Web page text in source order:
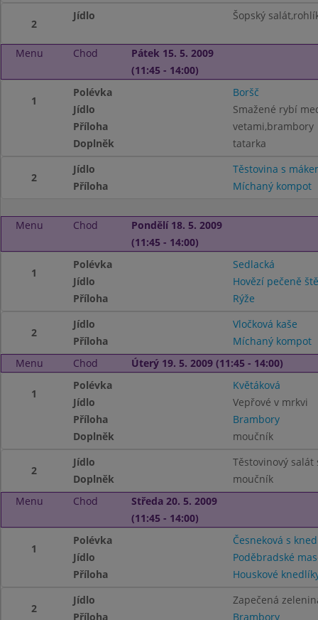
2
Jídlo Šopský
Menu Chod
Pátek 15. 5. 2009
(11:45 - 14:00)
1
Polévka
Boršč
Jídlo
Smažené rybí
Příloha
vetami,brambory
Doplněk
tatarka
2
Jídlo
Těstovina s
Příloha
Míchaný kompot
Menu Chod
Pondělí 18. 5. 2009
(11:45 - 14:00)
1
Polévka
Sedlacká
Jídlo
Hovězí pečeně
Příloha
Rýže
2
Jídlo
Vločková kaše
Příloha
Míchaný kompot
Menu
Chod Úterý 19. 5. 2009 (11:45 - 14:00)
1
Polévka
Květáková
Jídlo
Vepřové v mrkvi
Příloha
Brambory
Doplněk
moučník
2
Jídlo
Těstovinový salát
Doplněk
moučník
Menu
Chod
Středa 20. 5. 2009
(11:45 - 14:00)
1
Polévka
Česneková s
Jídlo
Poděbradské
Příloha
Houskové
2
Jídlo
Zapečená
Příloha
Brambory